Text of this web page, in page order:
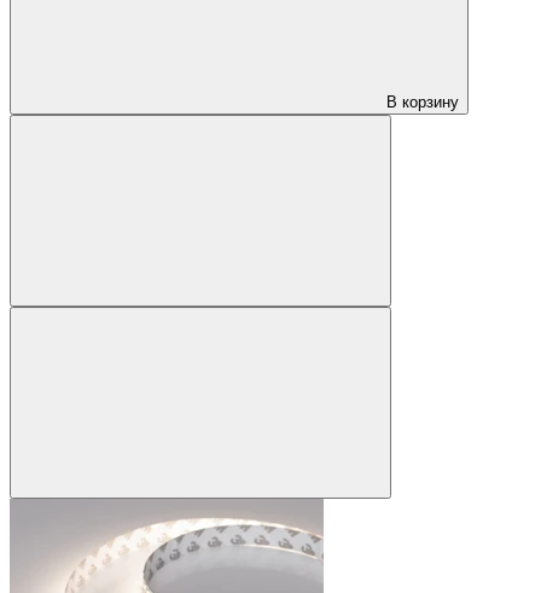
В корзину